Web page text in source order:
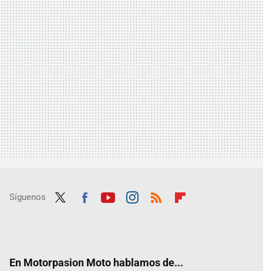
Síguenos
En Motorpasion Moto hablamos de...